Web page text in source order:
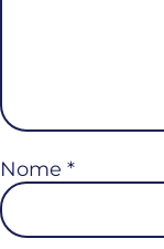
Nome *